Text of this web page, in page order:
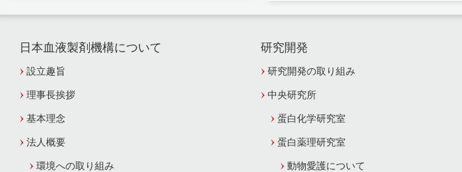
日本血液製剤機構について
設立趣旨
理事長挨拶
基本理念
法人概要
環境への取り組み
研究開発
研究開発の取り組み
中央研究所
蛋白化学研究室
蛋白薬理研究室
動物愛護について